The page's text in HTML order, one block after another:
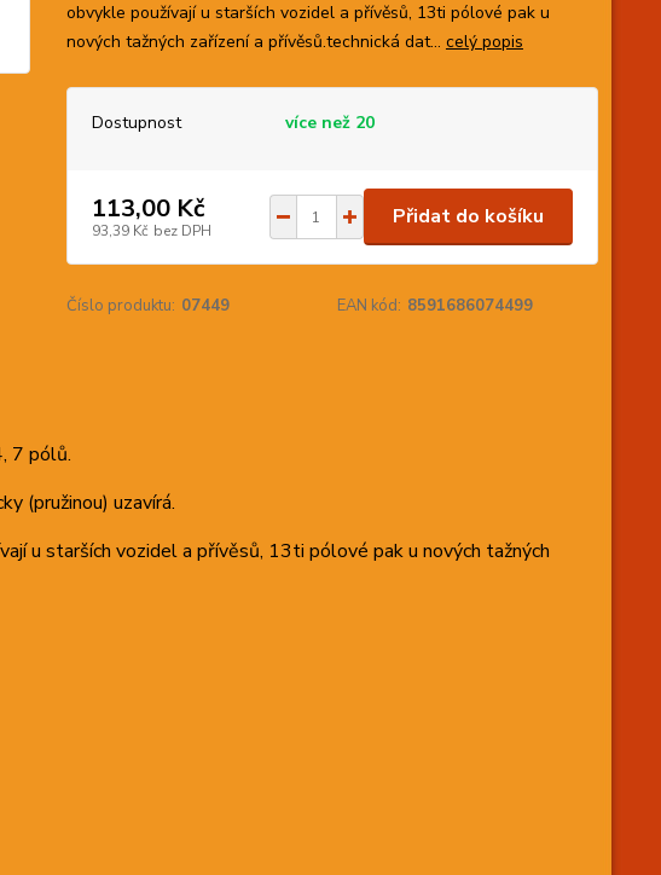
obvykle používají u starších vozidel a přívěsů, 13ti pólové pak u
nových tažných zařízení a přívěsů.technická dat... celý popis
Dostupnost více než 20
113,00 Kč
93,39 Kč bez DPH
Přidat do košíku
Číslo produktu: 07449 EAN kód: 8591686074499
7 pólů.
(pružinou) uzavírá.
u starších vozidel a přívěsů, 13ti pólové pak u nových tažných